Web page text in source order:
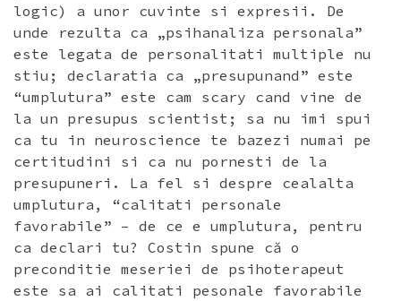
logic) a unor cuvinte si expresii. De
unde rezulta ca „psihanaliza personala”
este legata de personalitati multiple nu
stiu; declaratia ca „presupunand” este
“umplutura” este cam scary cand vine de
la un presupus scientist; sa nu imi spui
ca tu in neuroscience te bazezi numai pe
certitudini si ca nu pornesti de la
presupuneri. La fel si despre cealalta
umplutura, “calitati personale
favorabile” – de ce e umplutura, pentru
ca declari tu? Costin spune că o
preconditie meseriei de psihoterapeut
este sa ai calitati pesonale favorabile